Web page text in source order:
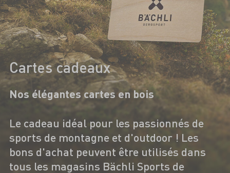
Cartes cadeaux
Nos élégantes cartes en bois
Le cadeau idéal pour les passionnés de
sports de montagne et d'outdoor ! Les
bons d'achat peuvent être utilisés dans
tous les magasins Bächli Sports de